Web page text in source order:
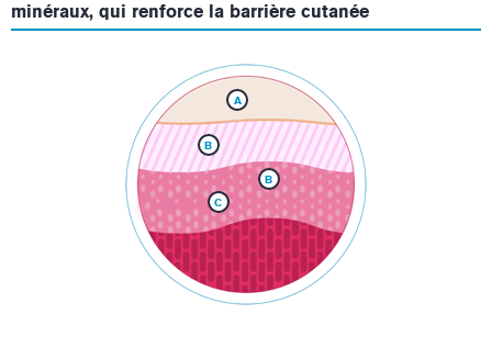
minéraux, qui renforce la barrière cutanée
A
B
B
C